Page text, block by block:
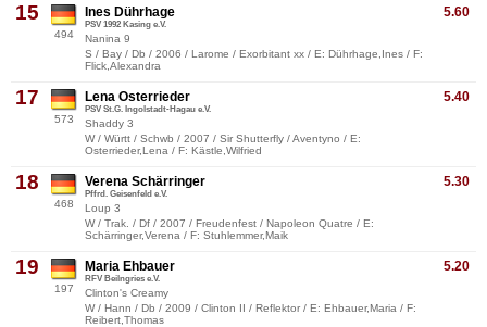
15
494
5.60
Ines Dührhage
PSV 1992 Kasing e.V.
Nanina 9
S / Bay / Db / 2006 / Larome / Exorbitant xx / E: Dührhage,Ines / F:
Flick,Alexandra
17
573
5.40
Lena Osterrieder
PSV St.G. Ingolstadt-Hagau e.V.
Shaddy 3
W / Württ / Schwb / 2007 / Sir Shutterfly / Aventyno / E:
Osterrieder,Lena / F: Kästle,Wilfried
18
468
5.30
Verena Schärringer
Pffrd. Geisenfeld e.V.
Loup 3
W / Trak. / Df / 2007 / Freudenfest / Napoleon Quatre / E:
Schärringer,Verena / F: Stuhlemmer,Maik
19
197
5.20
Maria Ehbauer
RFV Beilngries e.V.
Clinton's Creamy
W / Hann / Db / 2009 / Clinton II / Reflektor / E: Ehbauer,Maria / F:
Reibert,Thomas